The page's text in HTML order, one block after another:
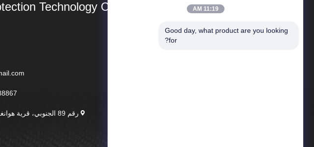
Technology Co., Ltd.
المنتجات
رقم 89 الجنوبي، قرية
11:19 AM
Good day, what product are you looking
for?